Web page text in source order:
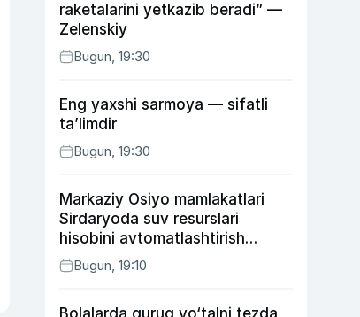
raketalarini yetkazib beradi” —
Zelenskiy
Bugun, 19:30
Eng yaxshi sarmoya — sifatli
ta’limdir
Bugun, 19:30
Markaziy Osiyo mamlakatlari
Sirdaryoda suv resurslari
hisobini avtomatlashtirish
rejasini ishlab chiqishni
ma’qulladi
Bugun, 19:10
Bolalarda quruq yo‘talni tezda